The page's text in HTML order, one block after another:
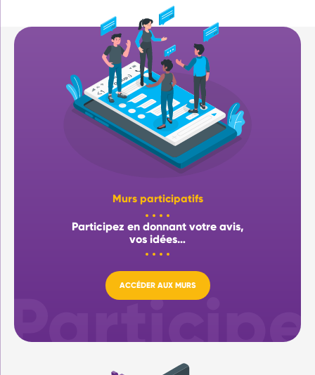
Murs participatifs
Participez en donnant votre avis,
vos idées…
ACCÉDER AUX MURS